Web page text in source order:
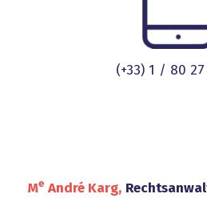
(+33) 1 / 80
Me André Karg,